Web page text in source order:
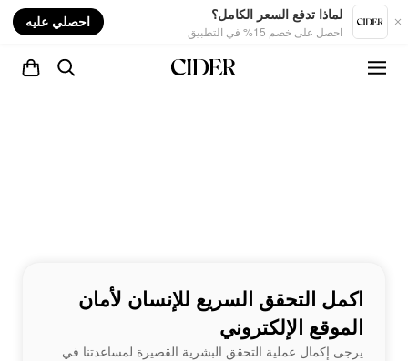
لماذا تدفع السعر الكامل؟
احصل على خصم 15% في التطبيق
احصلي عليه
اكمل التحقق السريع للإنسان لأمان
الموقع الإلكتروني
يرجى إكمال عملية التحقق البشرية القصيرة لمساعدتنا في